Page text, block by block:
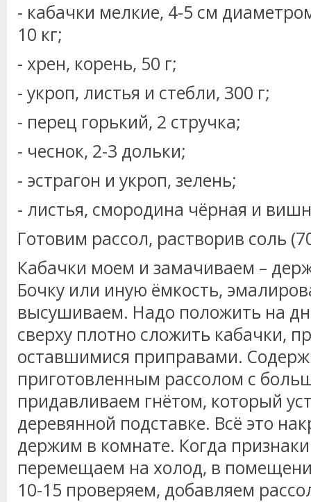
- кабачки мелкие, 4-5 см
10 кг;
- хрен, корень, 50 г;
- укроп, листья и стебли, 300 г;
- перец горький, 2 стручка;
- чеснок, 2-3 дольки;
- эстрагон и укроп, зелень;
- листья, смородина чёрная и
Готовим рассол, растворив соль
Кабачки моем и замачиваем –
Бочку или иную ёмкость,
высушиваем. Надо положить на
сверху плотно сложить кабачки,
оставшимися приправами.
приготовленным рассолом с
придавливаем гнётом, который
деревянной подставке. Всё это
держим в комнате. Когда
перемещаем на холод, в
10-15 проверяем, добавляем